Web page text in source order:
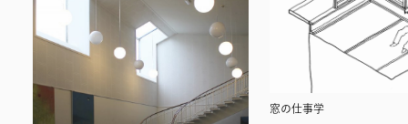
窓の仕事学